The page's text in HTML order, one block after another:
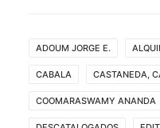
ADOUM JORGE E.
CABALA CASTANEDA,
COOMARASWAMY ANANDA